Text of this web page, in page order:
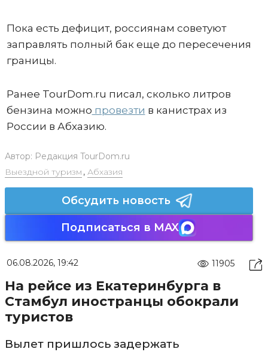
Пока есть дефицит, россиянам советуют
заправлять полный бак еще до пересечения
границы.
Ранее TourDom.ru писал, сколько литров
бензина можно провезти в канистрах из
России в Абхазию.
Автор: Редакция TourDom.ru
Выездной туризм , Абхазия
Обсудить новость
Подписаться в MAX
06.08.2026, 19:42 11905
На рейсе из Екатеринбурга в
Стамбул иностранцы обокрали
туристов
Вылет пришлось задержать